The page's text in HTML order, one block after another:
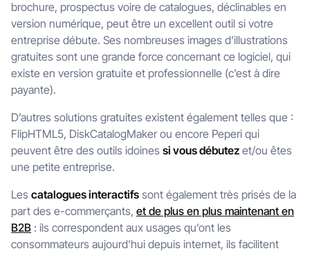
brochure, prospectus voire de catalogues, déclinables en
version numérique, peut être un excellent outil si votre
entreprise débute. Ses nombreuses images d’illustrations
gratuites sont une grande force concernant ce logiciel, qui
existe en version gratuite et professionnelle (c’est à dire
payante).
D’autres solutions gratuites existent également telles que :
FlipHTML5, DiskCatalogMaker ou encore Peperi qui
peuvent être des outils idoines si vous débutez et/ou êtes
une petite entreprise.
Les catalogues interactifs sont également très prisés de la
part des e-commerçants, et de plus en plus maintenant en
B2B : ils correspondent aux usages qu’ont les
consommateurs aujourd’hui depuis internet, ils facilitent